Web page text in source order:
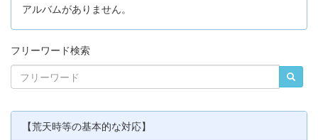
アルバムがありません。
フリーワード検索
【荒天時等の基本的な対応】